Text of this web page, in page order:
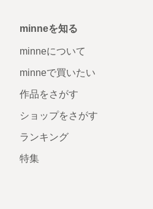
minneを知る
minneについて
minneで買いたい
作品をさがす
ショップをさがす
ランキング
特集